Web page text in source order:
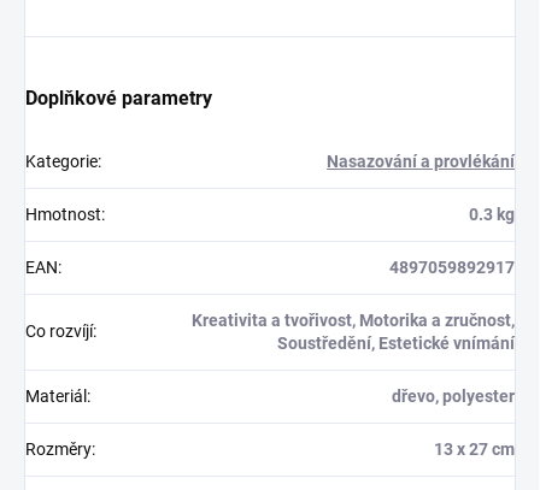
Doplňkové parametry
Kategorie: Nasazování a provlékání
Hmotnost: 0.3 kg
EAN: 4897059892917
Co rozvíjí:
Kreativita a tvořivost, Motorika a zručnost,
Soustředění, Estetické vnímání
Materiál : dřevo, polyester
Rozměry: 13 x 27 cm